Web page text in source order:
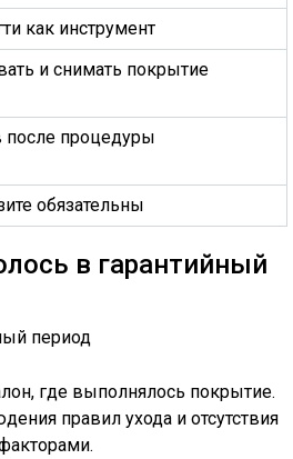
как инструмент
и снимать покрытие
после процедуры
обязательны
в гарантийный
где выполнялось покрытие.
правил ухода и отсутствия